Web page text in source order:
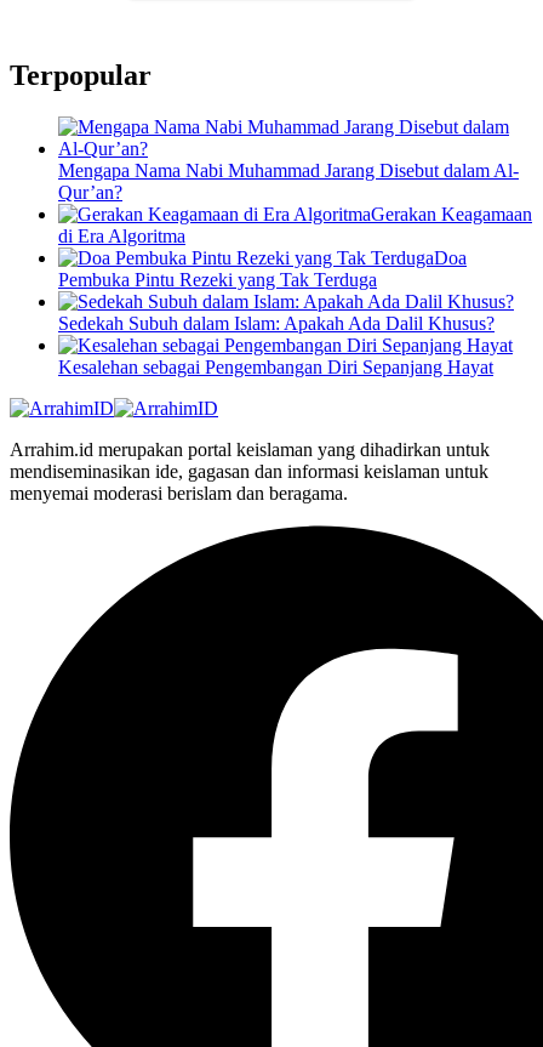
Terpopular
Mengapa Nama Nabi Muhammad Jarang Disebut dalam Al-
Qur’an?
Gerakan Keagamaan
di Era Algoritma
Doa
Pembuka Pintu Rezeki yang Tak Terduga
Sedekah Subuh dalam Islam: Apakah Ada Dalil Khusus?
Kesalehan sebagai Pengembangan Diri Sepanjang Hayat
Arrahim.id merupakan portal keislaman yang dihadirkan untuk
mendiseminasikan ide, gagasan dan informasi keislaman untuk
menyemai moderasi berislam dan beragama.